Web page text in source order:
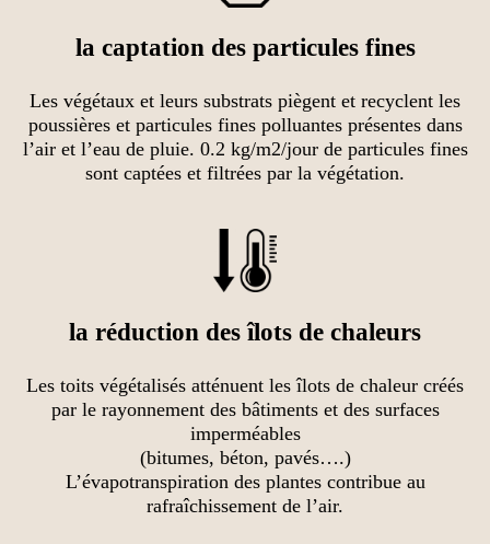
la captation des particules fines
Les végétaux et leurs substrats piègent et recyclent les
poussières et particules fines polluantes présentes dans
l’air et l’eau de pluie. 0.2 kg/m2/jour de particules fines
sont captées et filtrées par la végétation.
la réduction des îlots de chaleurs
Les toits végétalisés atténuent les îlots de chaleur créés
par le rayonnement des bâtiments et des surfaces
imperméables
(bitumes, béton, pavés….)
L’évapotranspiration des plantes contribue au
rafraîchissement de l’air.